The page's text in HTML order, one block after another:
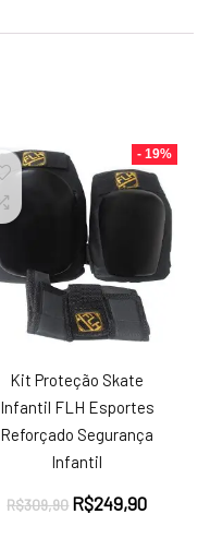
- 19%
Kit Proteção Skate
Infantil FLH Esportes
Reforçado Segurança
Infantil
R$309,90 O
R$249,90O